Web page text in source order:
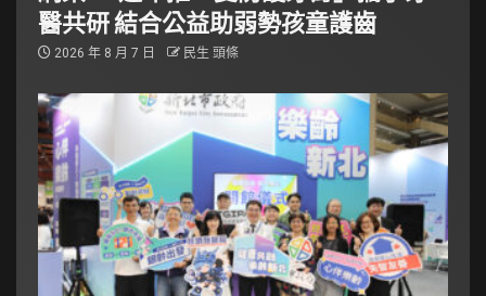
醫共研 結合公益助弱勢孩童護齒
2026 年 8 月 7 日 民生 頭條